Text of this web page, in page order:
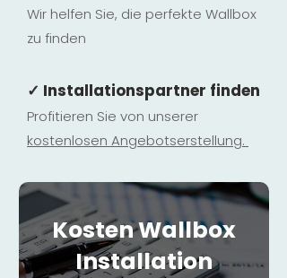
Wir helfen Sie, die perfekte Wallbox
zu finden
✓ Installationspartner finden
Profitieren Sie von unserer
kostenlosen Angebotserstellung.
Kosten Wallbox
Installation